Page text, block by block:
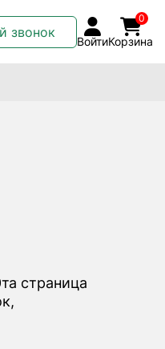
звонок
ВойтиКорзина
0
страница